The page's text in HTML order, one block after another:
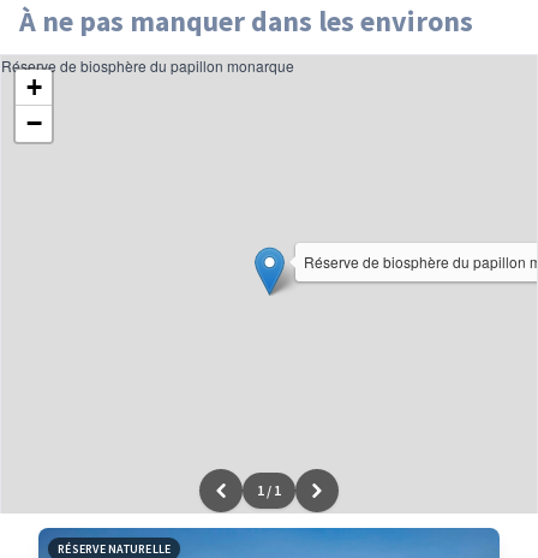
À ne pas manquer dans les environs
Réserve de biosphère du papillon
+
−
Leaflet|données ©OpenStreetMap/ODbL - renduOSM France
Réserve de biosphère du papillon monarque
1 / 1
RÉSERVE NATURELLE